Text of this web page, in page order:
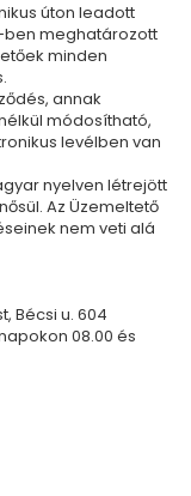
úton leadott
ben meghatározott
minden
annak
módosítható,
levélben van
nyelven létrejött
Az Üzemeltető
nem veti alá
Bécsi u. 604
08.00 és